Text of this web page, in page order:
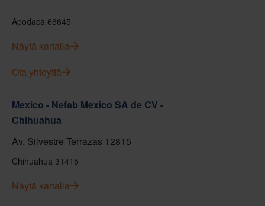
Apodaca 66645
Näytä kartalla
Ota yhteyttä
Mexico - Nefab Mexico SA de CV -
Chihuahua
Av. Silvestre Terrazas 12815
Chihuahua 31415
Näytä kartalla